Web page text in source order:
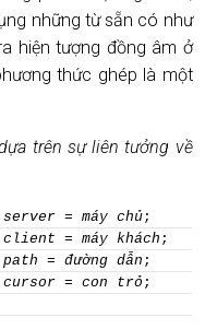
những từ sẵn có như
hiện tượng đồng âm ở
thức ghép là một
trên sự liên tưởng về
server =máy chủ;
client = máy khách ;
path =đường dẫn ;
cursor = con trỏ ;